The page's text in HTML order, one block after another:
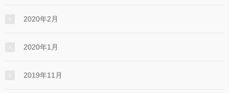
2020年2月
2020年1月
2019年11月